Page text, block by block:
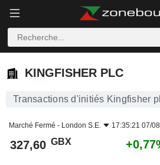
KINGFISHER PLC
KINGFISHER PLC
Transactions d'initiés Kingfisher
Marché Fermé - London S.E. 17:35:21 07/
327,60 GBX